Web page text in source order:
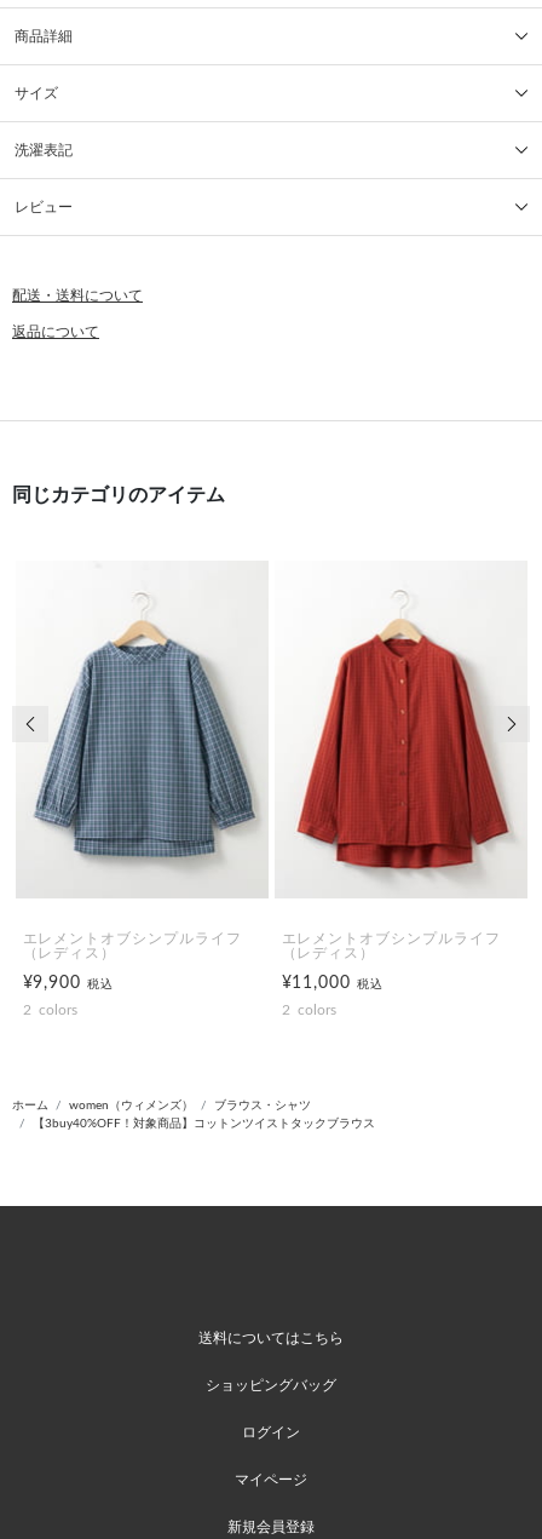
商品詳細
サイズ
洗濯表記
レビュー
配送・送料について
返品について
同じカテゴリのアイテム
エレメントオブシンプルライフ
（レディス）
¥9,900税込
2 colors
エレメントオブシンプルライフ
（レディス）
¥11,000税込
2 colors
前の画像
ホーム women（ウィメンズ）
ブラウス・シャツ
【3buy40%OFF！対象商品】コットンツイストタックブラウス
送料についてはこちら
ショッピングバッグ
ログイン
マイページ
新規会員登録